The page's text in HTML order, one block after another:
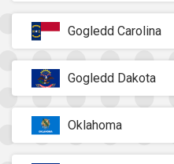
Gogledd Carolina
Gogledd Dakota
Oklahoma